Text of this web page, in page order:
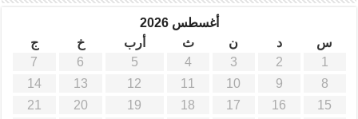
أغسطس 2026
س
د ن ث أرب خ
ج
1
2
3
4
5
6
7
8
9
10
11
12
13
14
15
16
17
18
19
20
21